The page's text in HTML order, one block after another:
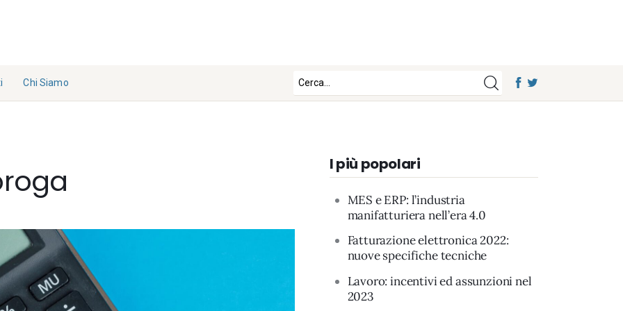
Chi Siamo
Collabo
ra con
Contat
ti
I più popolari
MES e ERP: l’industria
manifatturiera nell’era 4.0
Fatturazione elettronica 2022:
nuove specifiche tecniche
Lavoro: incentivi ed assunzioni nel
2023